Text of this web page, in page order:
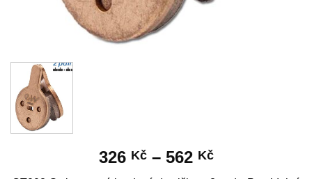
326 Kč – 562 KčRozpětí